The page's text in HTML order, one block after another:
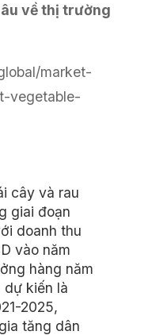
về thị trường
market-
vegetable-
cây và rau
giai đoạn
doanh thu
vào năm
hàng năm
dự kiến là
2025,
tăng dân